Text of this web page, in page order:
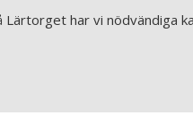
har vi nödvändiga